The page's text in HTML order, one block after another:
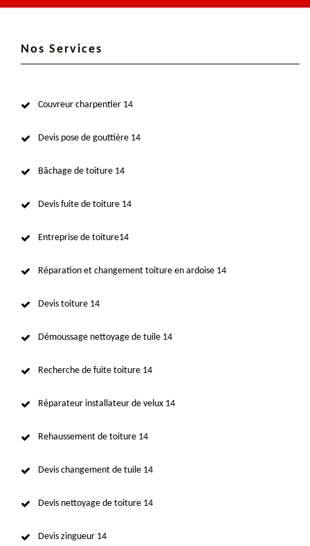
Nos Services
Couvreur charpentier 14
Devis pose de gouttière 14
Bâchage de toiture 14
Devis fuite de toiture 14
Entreprise de toiture14
Réparation et changement toiture en ardoise 14
Devis toiture 14
Démoussage nettoyage de tuile 14
Recherche de fuite toiture 14
Réparateur installateur de velux 14
Rehaussement de toiture 14
Devis changement de tuile 14
Devis nettoyage de toiture 14
Devis zingueur 14